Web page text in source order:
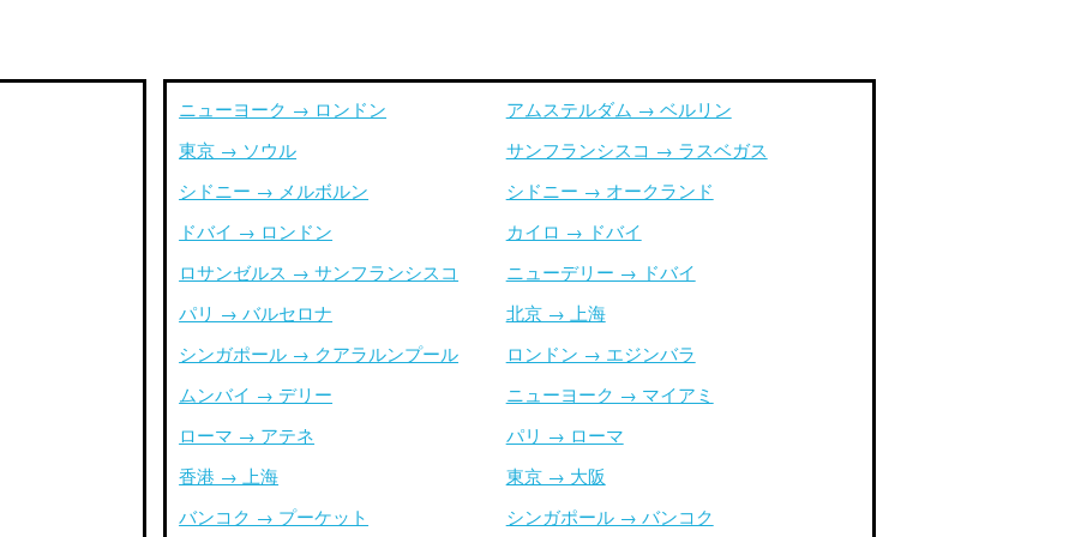
ニューヨーク → ロンドン
東京 → ソウル
シドニー → メルボルン
ドバイ → ロンドン
ロサンゼルス → サンフランシスコ
パリ → バルセロナ
シンガポール → クアラルンプール
ムンバイ → デリー
ローマ → アテネ
香港 → 上海
バンコク → プーケット
アムステルダム → ベルリン
サンフランシスコ → ラスベガス
シドニー → オークランド
カイロ → ドバイ
ニューデリー → ドバイ
北京 → 上海
ロンドン → エジンバラ
ニューヨーク → マイアミ
パリ → ローマ
東京 → 大阪
シンガポール → バンコク